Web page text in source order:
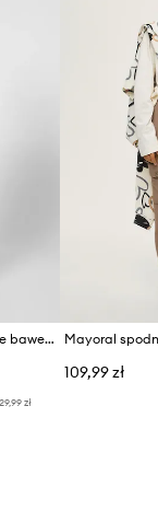
Michael Kors spodnie dresowe bawełniane dziecięce
zł
109,99 zł